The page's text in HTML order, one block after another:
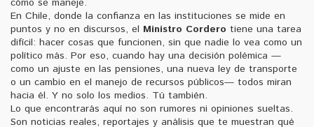
En Chile, donde la confianza en las instituciones se mide en
puntos y no en discursos, el Ministro Cordero tiene una tarea
difícil: hacer cosas que funcionen, sin que nadie lo vea como un
político más. Por eso, cuando hay una decisión polémica —
como un ajuste en las pensiones, una nueva ley de transporte
o un cambio en el manejo de recursos públicos— todos miran
hacia él. Y no solo los medios. Tú también.
Lo que encontrarás aquí no son rumores ni opiniones sueltas.
Son noticias reales, reportajes y análisis que te muestran qué